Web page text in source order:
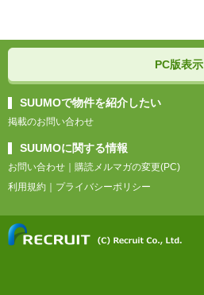
PC版表示
SUUMOで物件を紹介したい
掲載のお問い合わせ
SUUMOに関する情報
お問い合わせ
購読メルマガの変更(PC)
利用規約
プライバシーポリシー